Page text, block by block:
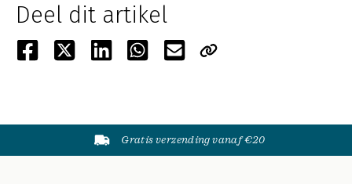
Deel dit artikel
Gratis verzending vanaf €20